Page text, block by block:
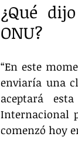
¿Qué
ONU?
“En este
enviaría una
aceptará
Internacional
comenzó hoy